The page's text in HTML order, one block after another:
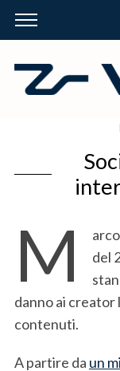
M
del
danno ai creator
contenuti.
A partire da un